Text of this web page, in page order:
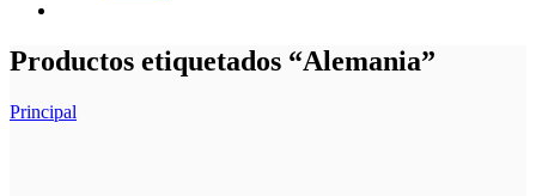
Productos etiquetados “Alemania”
Principal